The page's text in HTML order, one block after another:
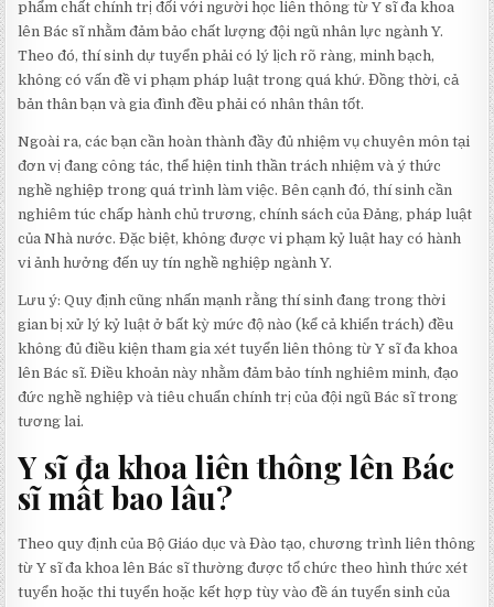
phẩm chất chính trị đối với người học liên thông từ Y sĩ đa khoa
lên Bác sĩ nhằm đảm bảo chất lượng đội ngũ nhân lực ngành Y.
Theo đó, thí sinh dự tuyển phải có lý lịch rõ ràng, minh bạch,
không có vấn đề vi phạm pháp luật trong quá khứ. Đồng thời, cả
bản thân bạn và gia đình đều phải có nhân thân tốt.
Ngoài ra, các bạn cần hoàn thành đầy đủ nhiệm vụ chuyên môn tại
đơn vị đang công tác, thể hiện tinh thần trách nhiệm và ý thức
nghề nghiệp trong quá trình làm việc. Bên cạnh đó, thí sinh cần
nghiêm túc chấp hành chủ trương, chính sách của Đảng, pháp luật
của Nhà nước. Đặc biệt, không được vi phạm kỷ luật hay có hành
vi ảnh hưởng đến uy tín nghề nghiệp ngành Y.
Lưu ý: Quy định cũng nhấn mạnh rằng thí sinh đang trong thời
gian bị xử lý kỷ luật ở bất kỳ mức độ nào (kể cả khiển trách) đều
không đủ điều kiện tham gia xét tuyển liên thông từ Y sĩ đa khoa
lên Bác sĩ. Điều khoản này nhằm đảm bảo tính nghiêm minh, đạo
đức nghề nghiệp và tiêu chuẩn chính trị của đội ngũ Bác sĩ trong
tương lai.
Y sĩ đa khoa liên thông lên Bác
sĩ mất bao lâu?
Theo quy định của Bộ Giáo dục và Đào tạo, chương trình liên thông
từ Y sĩ đa khoa lên Bác sĩ thường được tổ chức theo hình thức xét
tuyển hoặc thi tuyển hoặc kết hợp tùy vào đề án tuyển sinh của